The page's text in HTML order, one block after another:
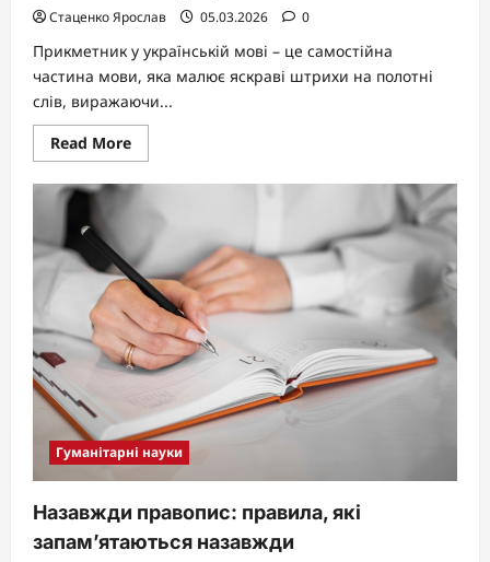
Стаценко Ярослав 05.03.2026 0
Прикметник у українській мові – це самостійна
частина мови, яка малює яскраві штрихи на полотні
слів, виражаючи...
Read MoreRead
more
Прикметник:
й
як
оживає
мова
Гуманітарні науки
Назавжди правопис: правила, які
запам’ятаються назавжди